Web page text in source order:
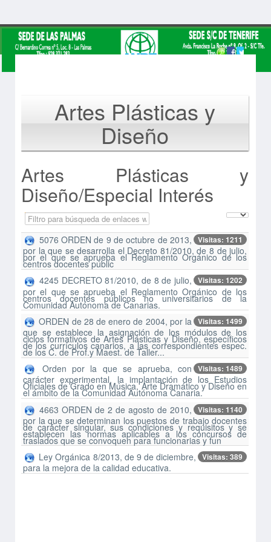
Artes Plásticas y
Diseño
Artes Plásticas y
Diseño/Especial Interés
Despublicado Campo 'Filtrar' Cantidad
Visitas: 1211
5076 ORDEN de 9 de octubre de 2013,
por la que se desarrolla el Decreto 81/2010, de 8 de julio,
por el que se aprueba el Reglamento Orgánico de los
centros docentes públic
Visitas: 1202
4245 DECRETO 81/2010, de 8 de julio,
por el que se aprueba el Reglamento Orgánico de los
centros docentes públicos no universitarios de la
Comunidad Autónoma de Canarias.
Visitas: 1499
ORDEN de 28 de enero de 2004, por la
que se establece la asignación de los módulos de los
ciclos formativos de Artes Plásticas y Diseño, específicos
de los currículos canarios, a las correspondientes espec.
de los C. de Prof.y Maest. de Taller...
Visitas: 1489
Orden por la que se aprueba, con
carácter experimental, la implantación de los Estudios
Oficiales de Grado en Música, Arte Dramático y Diseño en
el ámbito de la Comunidad Autónoma Canaria.
Visitas: 1140
4663 ORDEN de 2 de agosto de 2010,
por la que se determinan los puestos de trabajo docentes
de carácter singular, sus condiciones y requisitos y se
establecen las normas aplicables a los concursos de
traslados que se convoquen para funcionarias y fun
Visitas: 389
Ley Orgánica 8/2013, de 9 de diciembre,
para la mejora de la calidad educativa.